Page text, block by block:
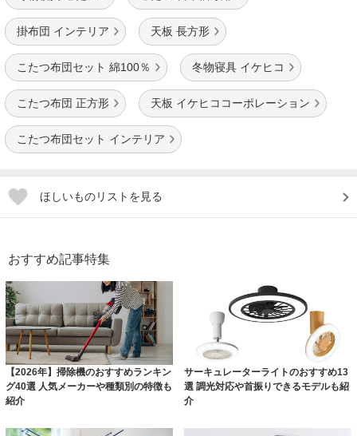
掛布団 インテリア 天板 長方形
こたつ布団セット 綿100％ 冬物寝具 イケヒコ
こたつ布団 正方形 天板 イケヒココーポレーション
こたつ布団セット インテリア
ほしいものリストを見る
おすすめ記事特集
【2026年】掃除機のおすすめランキン
グ40選 人気メーカーや種類別の特徴も
紹介
サーキュレーターライトのおすすめ13
選 調光対応や首振りできるモデルも紹
介